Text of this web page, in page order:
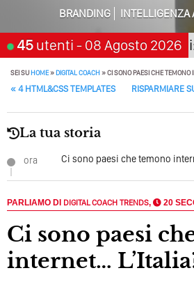
Perché Pubblicare Non Basta Più?
Solo
Perché Non Guadagni Sui Social
Tutto
Quali Sono Gli Errori Della
Caso Delle Braccia
Come Promuoversi Nel Wedding?
L’Accademia Del
BRANDING
INTELLIGENZA
45 utenti - 08 Agosto 2026
premia chi aspetta, scegli:
SEI SUHOME»DIGITAL COACH»CI SONO PAESI CHE TEMONO
POST NAVIGATION
« 4 HTML&CSS TEMPLATES RISPARMIARE
La tua storia
ora Ci sono paesi che temono
PARLIAMO DI DIGITAL COACH TRENDS, 20
Ci sono paesi che temono
internet…